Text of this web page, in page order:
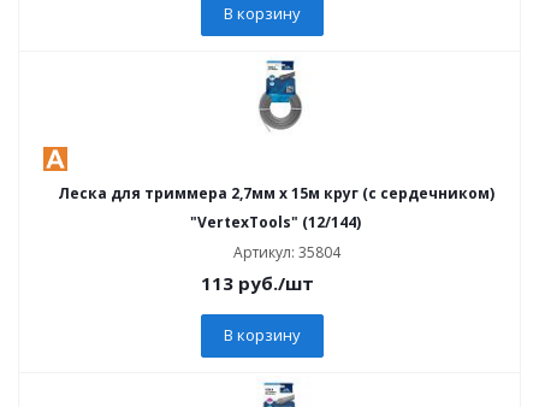
В корзину
Леска для триммера 2,7мм х 15м круг (с сердечником)
"VertexTools" (12/144)
Артикул: 35804
113 руб./шт
В корзину